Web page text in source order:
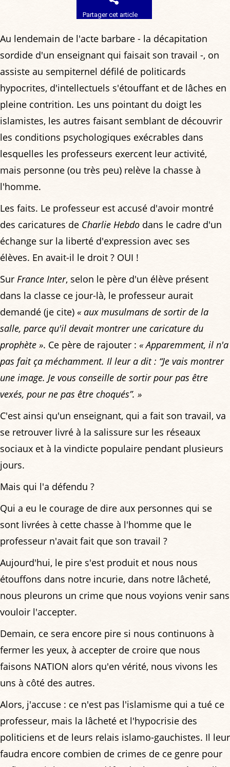
Partager cet article
Au lendemain de l'acte barbare - la décapitation
sordide d'un enseignant qui faisait son travail -, on
assiste au sempiternel défilé de politicards
hypocrites, d'intellectuels s'étouffant et de lâches en
pleine contrition. Les uns pointant du doigt les
islamistes, les autres faisant semblant de découvrir
les conditions psychologiques exécrables dans
lesquelles les professeurs exercent leur activité,
mais personne (ou très peu) relève la chasse à
l'homme.
Les faits. Le professeur est accusé d'avoir montré
des caricatures de Charlie Hebdo dans le cadre d'un
échange sur la liberté d'expression avec ses
élèves. En avait-il le droit ? OUI !
Sur France Inter, selon le père d'un élève présent
dans la classe ce jour-là, le professeur aurait
demandé (je cite) « aux musulmans de sortir de la
salle, parce qu'il devait montrer une caricature du
prophète ». Ce père de rajouter : « Apparemment, il n'a
pas fait ça méchamment. Il leur a dit : “Je vais montrer
une image. Je vous conseille de sortir pour pas être
vexés, pour ne pas être choqués”. »
C'est ainsi qu'un enseignant, qui a fait son travail, va
se retrouver livré à la salissure sur les réseaux
sociaux et à la vindicte populaire pendant plusieurs
jours.
Mais qui l'a défendu ?
Qui a eu le courage de dire aux personnes qui se
sont livrées à cette chasse à l'homme que le
professeur n'avait fait que son travail ?
Aujourd'hui, le pire s'est produit et nous nous
étouffons dans notre incurie, dans notre lâcheté,
nous pleurons un crime que nous voyions venir sans
vouloir l'accepter.
Demain, ce sera encore pire si nous continuons à
fermer les yeux, à accepter de croire que nous
faisons NATION alors qu'en vérité, nous vivons les
uns à côté des autres.
Alors, j'accuse : ce n'est pas l'islamisme qui a tué ce
professeur, mais la lâcheté et l'hypocrisie des
politiciens et de leurs relais islamo-gauchistes. Il leur
faudra encore combien de crimes de ce genre pour